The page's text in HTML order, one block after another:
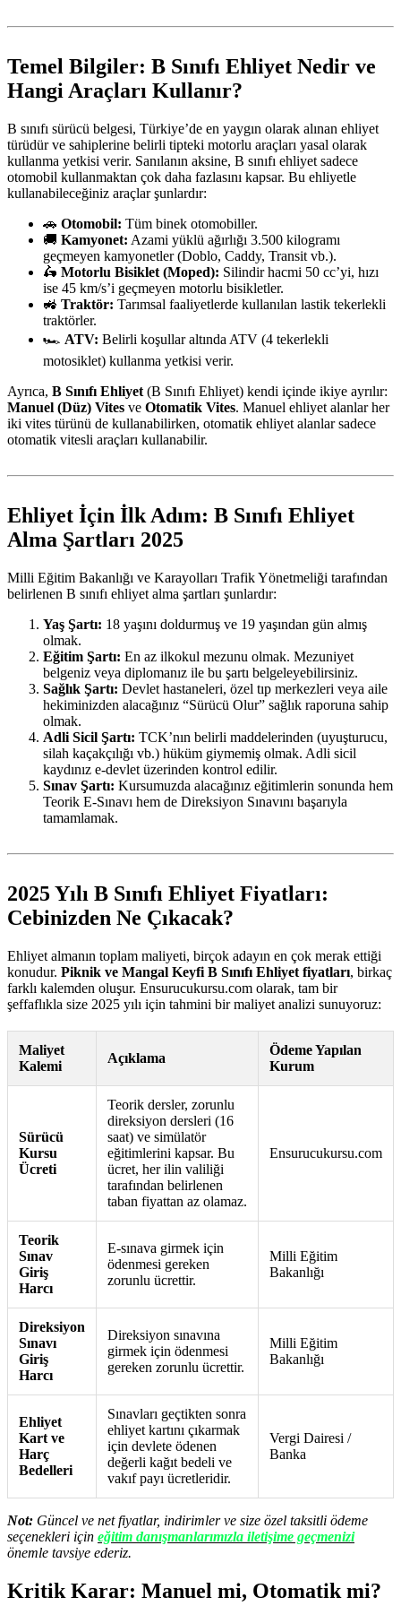
Temel Bilgiler: B Sınıfı Ehliyet Nedir ve
Hangi Araçları Kullanır?
B sınıfı sürücü belgesi, Türkiye’de en yaygın olarak alınan ehliyet
türüdür ve sahiplerine belirli tipteki motorlu araçları yasal olarak
kullanma yetkisi verir. Sanılanın aksine, B sınıfı ehliyet sadece
otomobil kullanmaktan çok daha fazlasını kapsar. Bu ehliyetle
kullanabileceğiniz araçlar şunlardır:
🚗 Otomobil: Tüm binek otomobiller.
🚚 Kamyonet: Azami yüklü ağırlığı 3.500 kilogramı
geçmeyen kamyonetler (Doblo, Caddy, Transit vb.).
🛵 Motorlu Bisiklet (Moped): Silindir hacmi 50 cc’yi, hızı
ise 45 km/s’i geçmeyen motorlu bisikletler.
🚜 Traktör: Tarımsal faaliyetlerde kullanılan lastik tekerlekli
traktörler.
🏎️ ATV: Belirli koşullar altında ATV (4 tekerlekli
motosiklet) kullanma yetkisi verir.
Ayrıca, B Sınıfı Ehliyet (B Sınıfı Ehliyet) kendi içinde ikiye ayrılır:
Manuel (Düz) Vites ve Otomatik Vites. Manuel ehliyet alanlar her
iki vites türünü de kullanabilirken, otomatik ehliyet alanlar sadece
otomatik vitesli araçları kullanabilir.
Ehliyet İçin İlk Adım: B Sınıfı Ehliyet
Alma Şartları 2025
Milli Eğitim Bakanlığı ve Karayolları Trafik Yönetmeliği tarafından
belirlenen B sınıfı ehliyet alma şartları şunlardır:
Yaş Şartı: 18 yaşını doldurmuş ve 19 yaşından gün almış
olmak.
Eğitim Şartı: En az ilkokul mezunu olmak. Mezuniyet
belgeniz veya diplomanız ile bu şartı belgeleyebilirsiniz.
Sağlık Şartı: Devlet hastaneleri, özel tıp merkezleri veya aile
hekiminizden alacağınız “Sürücü Olur” sağlık raporuna sahip
olmak.
Adli Sicil Şartı: TCK’nın belirli maddelerinden (uyuşturucu,
silah kaçakçılığı vb.) hüküm giymemiş olmak. Adli sicil
kaydınız e-devlet üzerinden kontrol edilir.
Sınav Şartı: Kursumuzda alacağınız eğitimlerin sonunda hem
Teorik E-Sınavı hem de Direksiyon Sınavını başarıyla
tamamlamak.
2025 Yılı B Sınıfı Ehliyet Fiyatları:
Cebinizden Ne Çıkacak?
Ehliyet almanın toplam maliyeti, birçok adayın en çok merak ettiği
konudur. Piknik ve Mangal Keyfi B Sınıfı Ehliyet fiyatları, birkaç
farklı kalemden oluşur. Ensurucukursu.com olarak, tam bir
şeffaflıkla size 2025 yılı için tahmini bir maliyet analizi sunuyoruz:
Maliyet
Kalemi
Açıklama
Ödeme Yapılan
Kurum
Sürücü
Kursu
Ücreti
Teorik dersler, zorunlu
direksiyon dersleri (16
saat) ve simülatör
eğitimlerini kapsar. Bu
ücret, her ilin valiliği
tarafından belirlenen
taban fiyattan az olamaz.
Ensurucukursu.com
Teorik
Sınav
Giriş
Harcı
E-sınava girmek için
ödenmesi gereken
zorunlu ücrettir.
Milli Eğitim
Bakanlığı
Direksiyon
Sınavı
Giriş
Harcı
Direksiyon sınavına
girmek için ödenmesi
gereken zorunlu ücrettir.
Milli Eğitim
Bakanlığı
Ehliyet
Kart ve
Harç
Bedelleri
Sınavları geçtikten sonra
ehliyet kartını çıkarmak
için devlete ödenen
değerli kağıt bedeli ve
vakıf payı ücretleridir.
Vergi Dairesi /
Banka
Not: Güncel ve net fiyatlar, indirimler ve size özel taksitli ödeme
seçenekleri için eğitim danışmanlarımızla iletişime geçmenizi
önemle tavsiye ederiz.
Kritik Karar: Manuel mi, Otomatik mi?